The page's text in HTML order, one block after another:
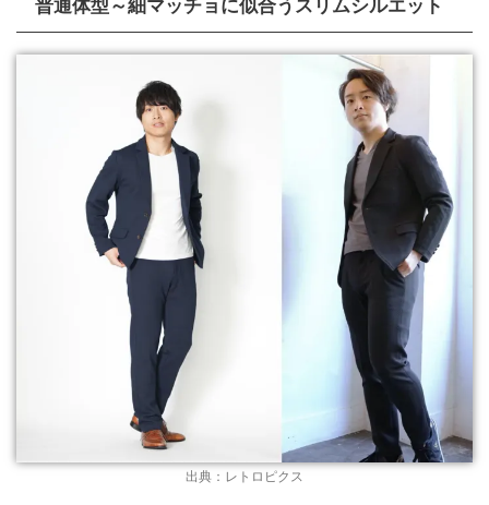
普通体型～細マッチョに似合うスリムシルエット
出典：レトロピクス